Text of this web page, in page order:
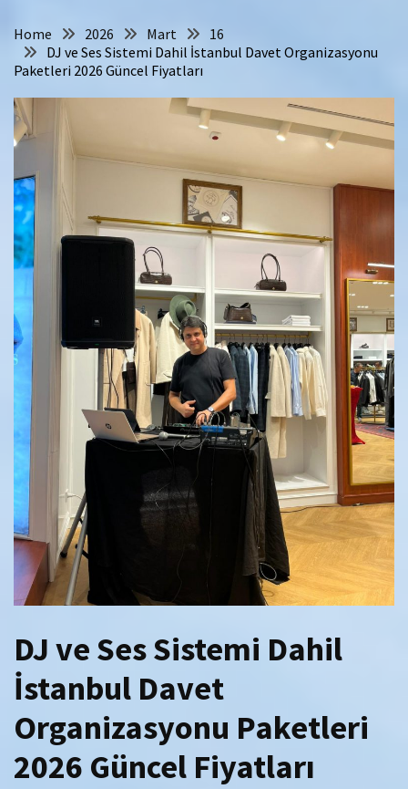
Home 2026 Mart
16
DJ ve Ses Sistemi Dahil İstanbul Davet Organizasyonu
Paketleri 2026 Güncel Fiyatları
DJ ve Ses Sistemi Dahil
İstanbul Davet
Organizasyonu Paketleri
2026 Güncel Fiyatları